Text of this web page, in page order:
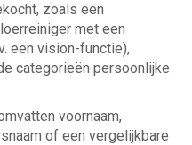
zoals een
met een
een vision-functie),
categorieën persoonlijke
voornaam,
of een vergelijkbare